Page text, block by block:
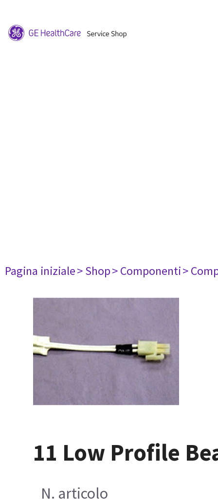
Pagina iniziale> Shop> Componenti>
11 Low Profile
N. articolo